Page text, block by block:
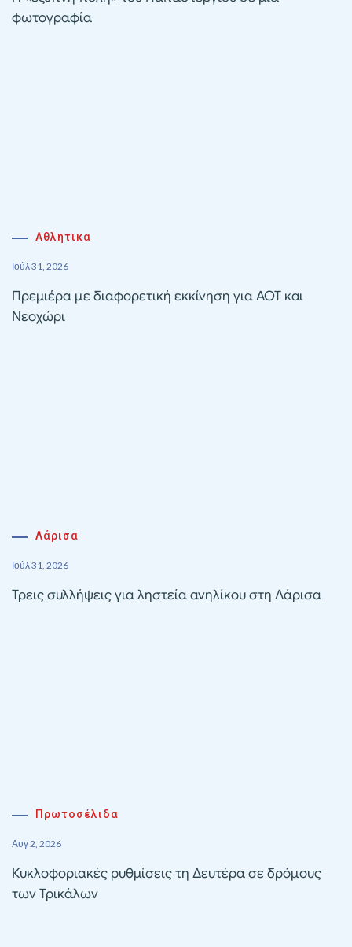
φωτογραφία
Αθλητικα
Ιούλ 31, 2026
Πρεμιέρα με διαφορετική εκκίνηση για ΑΟΤ και
Νεοχώρι
Λάρισα
Ιούλ 31, 2026
Τρεις συλλήψεις για ληστεία ανηλίκου στη Λάρισα
Πρωτοσέλιδα
Αυγ 2, 2026
Κυκλοφοριακές ρυθμίσεις τη Δευτέρα σε δρόμους
των Τρικάλων